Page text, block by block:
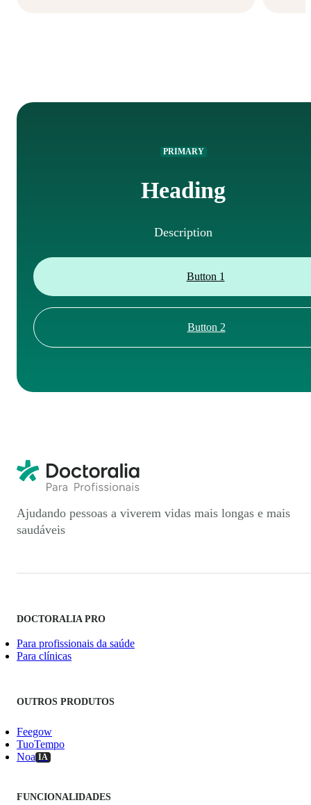
PRIMARY
Heading
Description
Button 1
Button 2
Ajudando pessoas a viverem vidas mais longas e mais
saudáveis
DOCTORALIA PRO
Para profissionais da saúde
Para clínicas
OUTROS PRODUTOS
Feegow
TuoTempo
Noa IA
FUNCIONALIDADES